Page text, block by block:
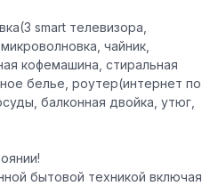
smart телевизора,
чайник,
кофемашина, стиральная
белье, роутер(интернет по
балконная двойка, утюг,
бытовой техникой включая